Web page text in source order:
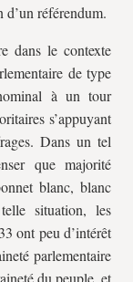
référendum.
dans le contexte
de type
à un tour
s’appuyant
Dans un tel
que majorité
blanc, blanc
situation, les
ont peu d’intérêt
parlementaire
du peuple, et